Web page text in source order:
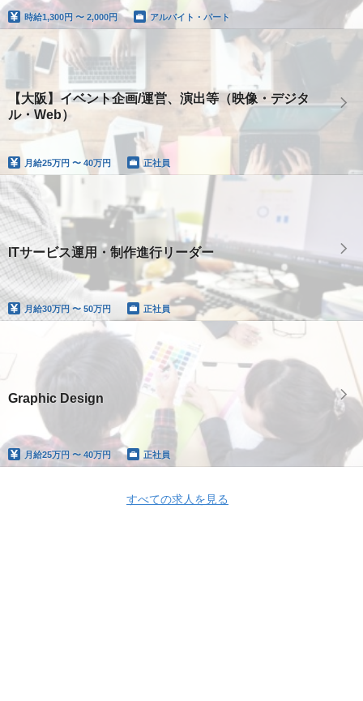
時給1,300円 〜 2,000円 アルバイト・パート
【大阪】イベント企画/運営、演出等（映像・デジタ
ル・Web）
月給25万円 〜 40万円 正社員
ITサービス運用・制作進行リーダー
月給30万円 〜 50万円 正社員
Graphic Design
月給25万円 〜 40万円 正社員
すべての求人を見る